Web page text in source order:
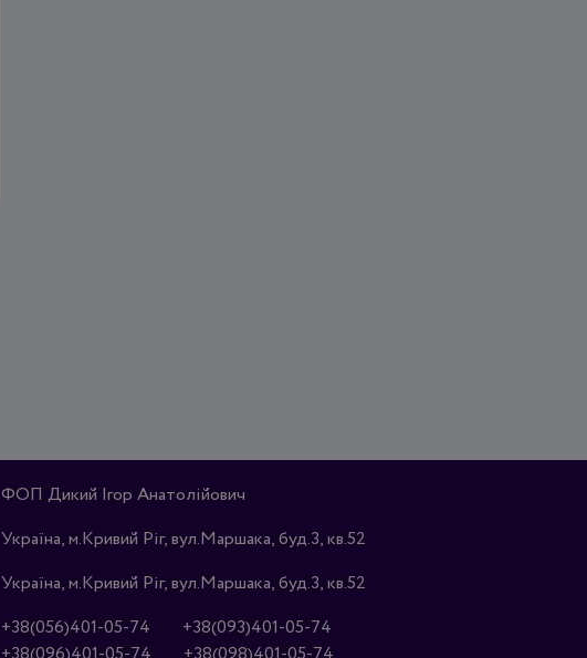
ФОП Дикий Ігор Анатолійович
Україна, м.Кривий Ріг, вул.Маршака, буд.3, кв.52
Україна, м.Кривий Ріг, вул.Маршака, буд.3, кв.52
+38(056)401-05-74
+38(093)401-05-74